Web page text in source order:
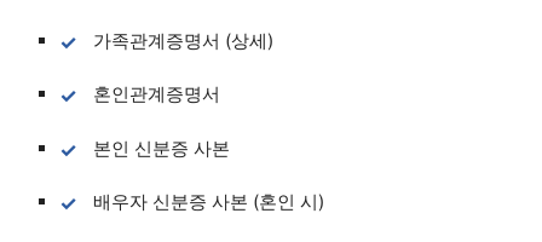
가족관계증명서 (상세)
혼인관계증명서
본인 신분증 사본
배우자 신분증 사본 (혼인 시)